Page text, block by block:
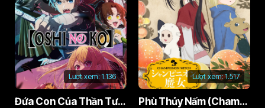
Lượt xem: 1.136
Đứa Con Của Thần Tượng (Phần 3)
Lượt xem:1.517
Phù Thủy Nấm (Champignon no Majo)